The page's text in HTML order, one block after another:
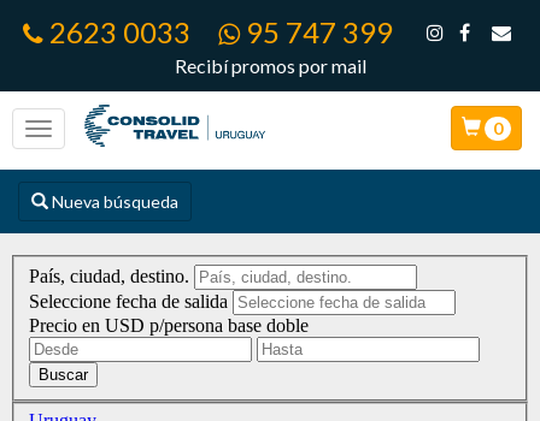
2623 0033 95 747 399
Recibí promos por mail
0
Nueva búsqueda